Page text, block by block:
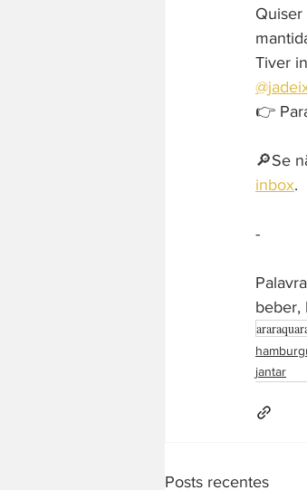
Quiser
Tiver
👉
🔎Se
inbox.
-
beber,
jantar
Posts recentes